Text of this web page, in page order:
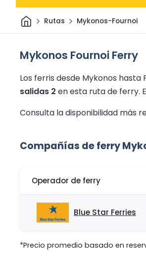
InicioRutas Mykonos-Fournoi
Mykonos Fournoi Ferry
Los ferris desde Mykonos hasta
salidas 2 en esta ruta de ferry.
Consulta la disponibilidad más
Compañías de ferry
Operador de ferry
Blue Star Ferries
*Precio promedio basado en